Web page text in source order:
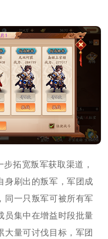
拓宽叛军获取渠道，
身刷出的叛军，军团成
同一只叛军可被所有军
员集中在增益时段批量
大量可讨伐目标，军团